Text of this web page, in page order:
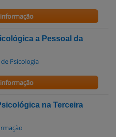
a Pessoal da
Psicologia
na Terceira